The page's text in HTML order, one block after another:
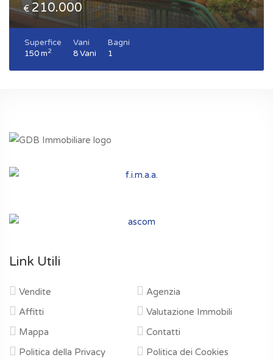
€ 210.000
Superfice
150 m2
Vani
8 Vani
Bagni
1
Link Utili
Vendite
Affitti
Mappa
Politica della Privacy
Agenzia
Valutazione Immobili
Contatti
Politica dei Cookies